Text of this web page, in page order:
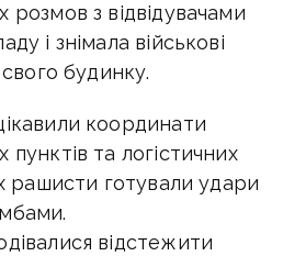
розмов з відвідувачами
і знімала військові
будинку.
координати
та логістичних
рашисти готували удари
відстежити